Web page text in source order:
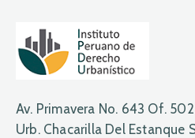
Av. Primavera No. 643 Of. 502
Urb. Chacarilla Del Estanque